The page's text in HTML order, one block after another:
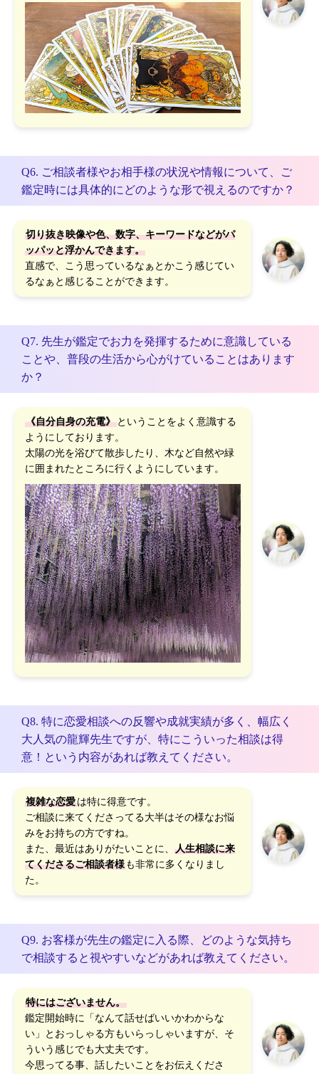
Q6. ご相談者様やお相手様の状況や情報について、ご
鑑定時には具体的にどのような形で視えるのですか？
切り抜き映像や色、数字、キーワードなどがパ
ッパッと浮かんできます。
直感で、こう思っているなぁとかこう感じてい
るなぁと感じることができます。
Q7. 先生が鑑定でお力を発揮するために意識している
ことや、普段の生活から心がけていることはあります
か？
《自分自身の充電》ということをよく意識する
ようにしております。
太陽の光を浴びて散歩したり、木など自然や緑
に囲まれたところに行くようにしています。
Q8. 特に恋愛相談への反響や成就実績が多く、幅広く
大人気の龍輝先生ですが、特にこういった相談は得
意！という内容があれば教えてください。
複雑な恋愛は特に得意です。
ご相談に来てくださってる大半はその様なお悩
みをお持ちの方ですね。
また、最近はありがたいことに、 人生相談に来
てくださるご相談者様 も非常に多くなりまし
た。
Q9. お客様が先生の鑑定に入る際、どのような気持ち
で相談すると視やすいなどがあれば教えてください。
特にはございません。
鑑定開始時に「なんて話せばいいかわからな
い」とおっしゃる方もいらっしゃいますが、そ
ういう感じでも大丈夫です。
今思ってる事、話したいことをお伝えくださ